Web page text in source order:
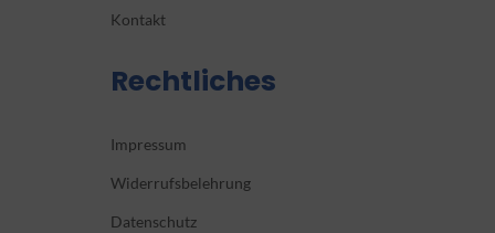
Kontakt
Rechtliches
Impressum
Widerrufsbelehrung
Datenschutz